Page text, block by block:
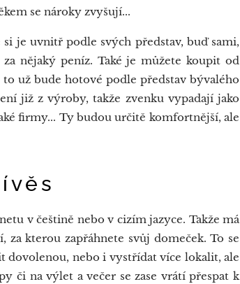
se nároky zvyšují...
je uvnitř podle svých představ, buď sami,
nějaký peníz. Také je můžete koupit od
už bude hotové podle představ bývalého
již z výroby, takže zvenku vypadají jako
firmy... Ty budou určitě komfortnější, ale
v češtině nebo v cizím jazyce. Takže má
kterou zapřáhnete svůj domeček. To se
dovolenou, nebo i vystřídat více lokalit, ale
či na výlet a večer se zase vrátí přespat k